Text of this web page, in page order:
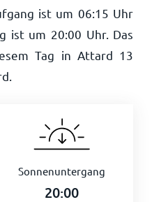
ist um 06:15 Uhr
ist um 20:00 Uhr. Das
Tag in Attard 13
Sonnenuntergang
20:00